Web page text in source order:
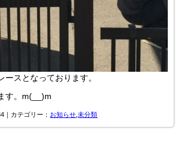
ースとなっております。
す。m(__)m
｜カテゴリー： お知らせ ,未分類